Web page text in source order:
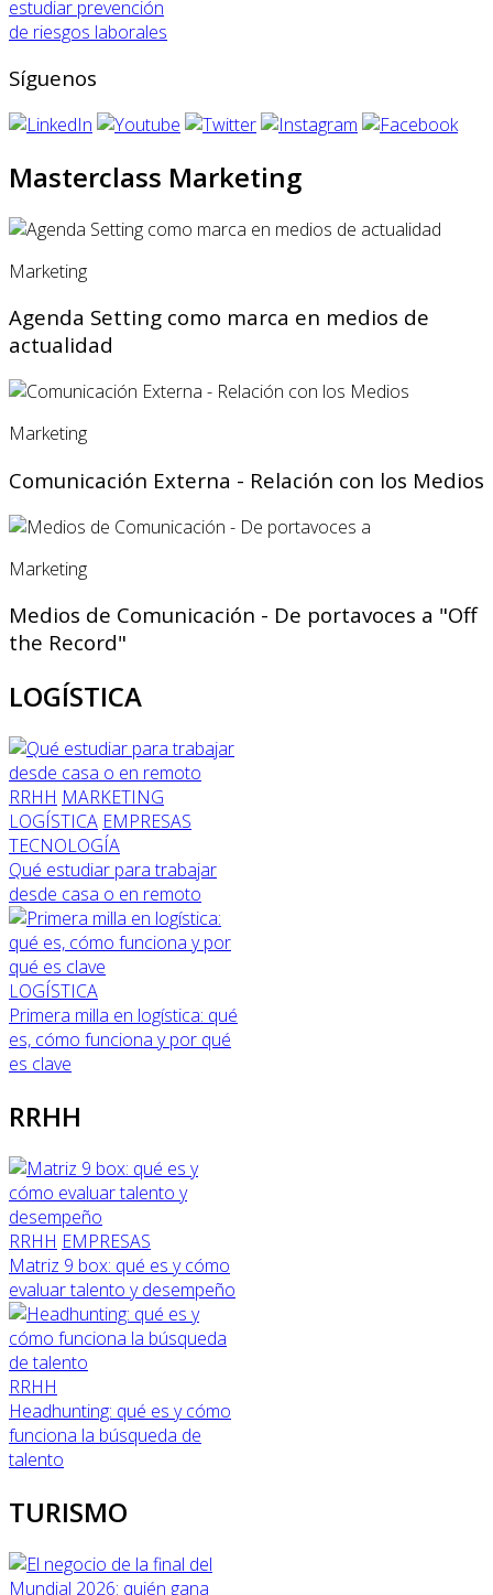
estudiar prevención
de riesgos laborales
Síguenos
Masterclass Marketing
Marketing
Agenda Setting como marca en medios de
actualidad
Marketing
Comunicación Externa - Relación con los Medios
Marketing
Medios de Comunicación - De portavoces a "Off
the Record"
LOGÍSTICA
RRHH MARKETING
LOGÍSTICA EMPRESAS
TECNOLOGÍA
Qué estudiar para trabajar
desde casa o en remoto
LOGÍSTICA
Primera milla en logística: qué
es, cómo funciona y por qué
es clave
RRHH
RRHH EMPRESAS
Matriz 9 box: qué es y cómo
evaluar talento y desempeño
RRHH
Headhunting: qué es y cómo
funciona la búsqueda de
talento
TURISMO